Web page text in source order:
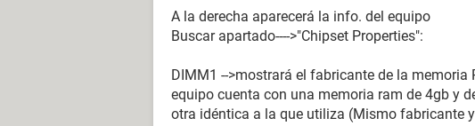
A la derecha aparecerá la info. del equipo
Buscar apartado---->"Chipset Properties":
DIMM1 -->mostrará el fabricante de la
equipo cuenta con una memoria ram de 4gb y
otra idéntica a la que utiliza (Mismo fabricante